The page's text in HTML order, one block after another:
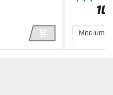
IN WINKELWAGEN
10
Medium